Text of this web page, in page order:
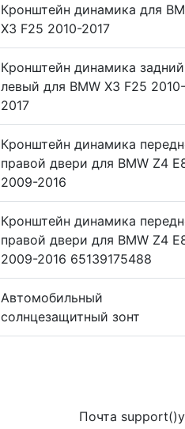
Кронштейн динамика для
X3 F25 2010-2017
Кронштейн динамика задний
левый для BMW X3 F25 2010-
2017
Кронштейн динамика
правой двери для BMW Z4
2009-2016
Кронштейн динамика
правой двери для BMW Z4
2009-2016 65139175488
Автомобильный
солнцезащитный зонт
Почта